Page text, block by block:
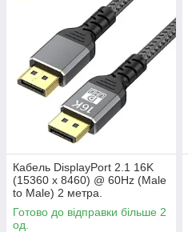
Кабель DisplayPort 2.1 16K
(15360 x 8460) @ 60Hz (Male
to Male) 2 метра.
Ультимативне рішення для
дизайну та геймінгу
Готово до відправки більше 2
од.